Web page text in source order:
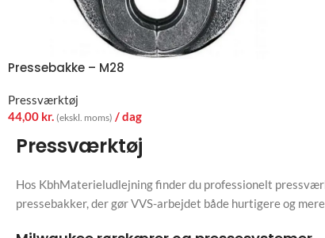
Pressebakke – M28
Pressværktøj
44,00 kr. (ekskl. moms) / dag
Pressværktøj
Hos KbhMaterieludlejning finder du professionelt
pressebakker, der gør VVS-arbejdet både hurtigere og